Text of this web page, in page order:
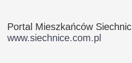
Portal Mieszkańców Siechnic
www.siechnice.com.pl